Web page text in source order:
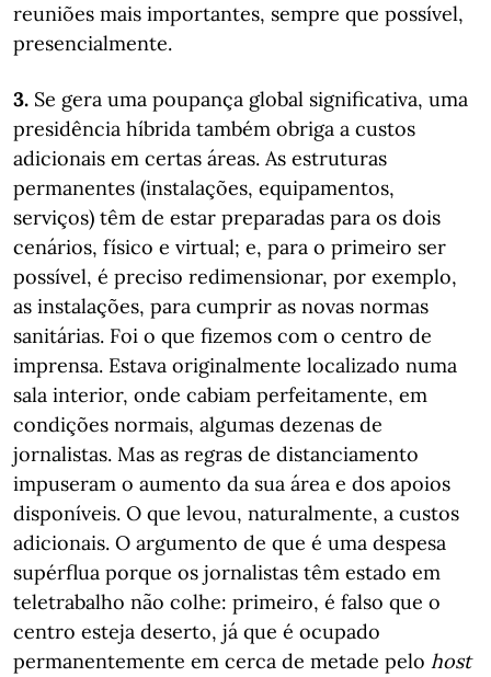
reuniões mais importantes, sempre que possível,
presencialmente.
3. Se gera uma poupança global significativa, uma
presidência híbrida também obriga a custos
adicionais em certas áreas. As estruturas
permanentes (instalações, equipamentos,
serviços) têm de estar preparadas para os dois
cenários, físico e virtual; e, para o primeiro ser
possível, é preciso redimensionar, por exemplo,
as instalações, para cumprir as novas normas
sanitárias. Foi o que fizemos com o centro de
imprensa. Estava originalmente localizado numa
sala interior, onde cabiam perfeitamente, em
condições normais, algumas dezenas de
jornalistas. Mas as regras de distanciamento
impuseram o aumento da sua área e dos apoios
disponíveis. O que levou, naturalmente, a custos
adicionais. O argumento de que é uma despesa
supérflua porque os jornalistas têm estado em
teletrabalho não colhe: primeiro, é falso que o
centro esteja deserto, já que é ocupado
permanentemente em cerca de metade pelo host